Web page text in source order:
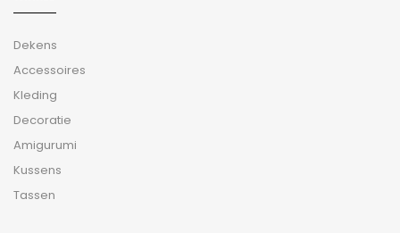
Dekens
Accessoires
Kleding
Decoratie
Amigurumi
Kussens
Tassen